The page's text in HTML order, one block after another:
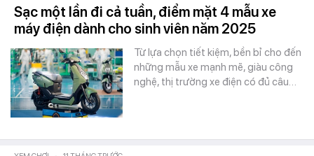
Sạc một lần đi cả tuần, điểm mặt 4 mẫu xe
máy điện dành cho sinh viên năm 2025
Từ lựa chọn tiết kiệm, bền bỉ cho đến
những mẫu xe mạnh mẽ, giàu công
nghệ, thị trường xe điện có đủ câu…